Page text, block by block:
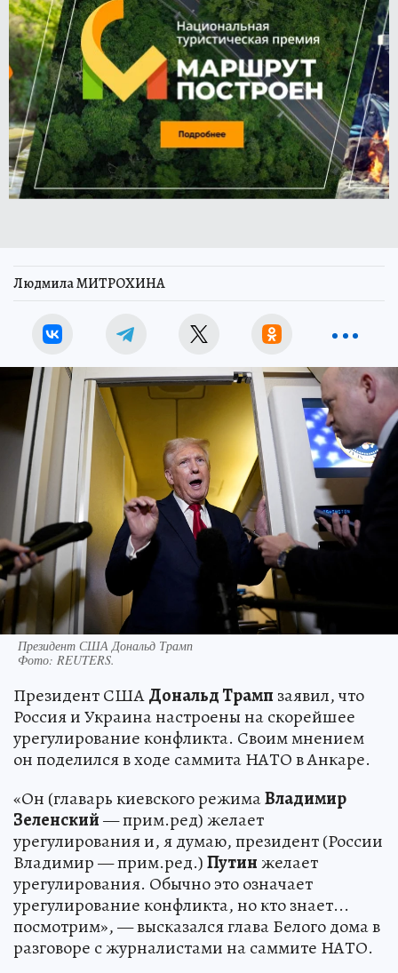
Людмила МИТРОХИНА
Президент США Дональд Трамп
Фото: REUTERS.
Президент СШАДональд Трамп заявил, что
Россия и Украина настроены на скорейшее
урегулирование конфликта. Своим мнением
он поделился в ходе саммита НАТО в Анкаре.
«Он (главарь киевского режимаВладимир
Зеленский— прим.ред) желает
урегулирования и, я думаю, президент (России
Владимир — прим.ред.)Путинжелает
урегулирования. Обычно это означает
урегулирование конфликта, но кто знает...
посмотрим», — высказался глава Белого дома в
разговоре с журналистами на саммите НАТО.